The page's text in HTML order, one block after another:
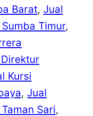
Barat, Jual
Timur
Kursi
, Jual
Sari